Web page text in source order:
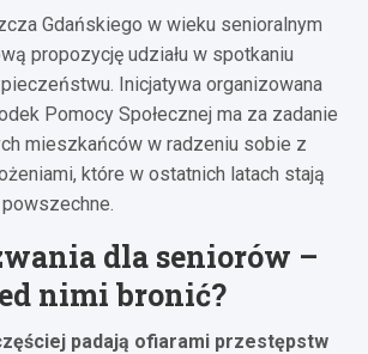
Gdańskiego w wieku senioralnym
propozycję udziału w spotkaniu
Inicjatywa organizowana
Pomocy Społecznej ma za zadanie
mieszkańców w radzeniu sobie z
które w ostatnich latach stają
dla seniorów –
nimi bronić?
padają ofiarami przestępstw